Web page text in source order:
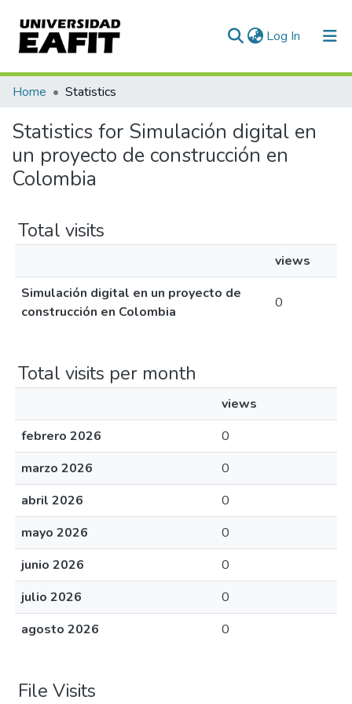
Log In (current)
Communities & Collections
All of DSpace
Home Statistics
Statistics for Simulación digital en
un proyecto de construcción en
Colombia
Total visits
views
Simulación digital en un proyecto de
construcción en Colombia
0
Total visits per month
views
febrero 2026
0
marzo 2026
0
abril 2026
0
mayo 2026
0
junio 2026
0
julio 2026
0
agosto 2026
0
File Visits